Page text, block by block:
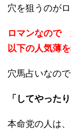
穴を狙うのが
ロマンなので
以下の人気薄
穴馬占いなの
「してやったり
本命党の人は、